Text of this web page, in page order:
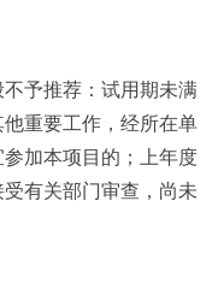
予推荐：试用期未满
重要工作，经所在单
加本项目的；上年度
有关部门审查，尚未